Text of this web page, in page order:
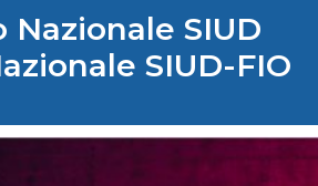
Nazionale SIUD
SIUD-FIO